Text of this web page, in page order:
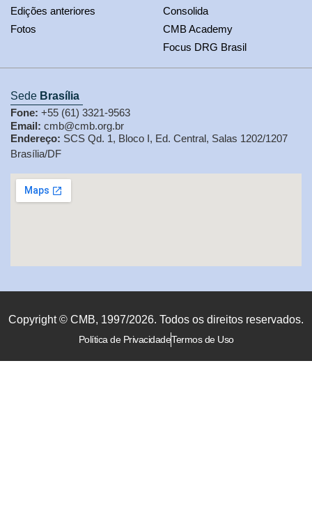
Edições anteriores
Fotos
Consolida
CMB Academy
Focus DRG Brasil
Sede Brasília
Fone: +55 (61) 3321-9563
Email: cmb@cmb.org.br
Endereço: SCS Qd. 1, Bloco I, Ed. Central, Salas 1202/1207
Brasília/DF
Copyright © CMB, 1997/2026. Todos os direitos reservados.
Política de PrivacidadeTermos de Uso